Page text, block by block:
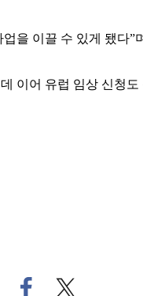
을 이끌 수 있게 됐다
이어 유럽 임상 신청
페
트